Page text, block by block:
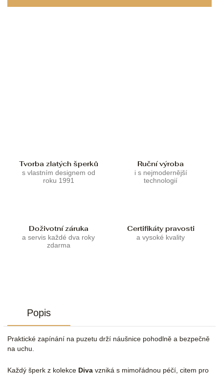
Tvorba zlatých šperků
s vlastním designem od
roku 1991
Ruční výroba
i s nejmodernější
technologií
Doživotní záruka
a servis každé dva roky
zdarma
Certifikáty pravosti
a vysoké kvality
Popis
Praktické zapínání na puzetu drží náušnice pohodlně a bezpečně
na uchu.
Každý šperk z kolekce Diva vzniká s mimořádnou péčí, citem pro